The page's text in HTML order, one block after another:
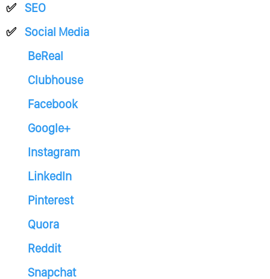
SEO
Social Media
BeReal
Clubhouse
Facebook
Google+
Instagram
LinkedIn
Pinterest
Quora
Reddit
Snapchat